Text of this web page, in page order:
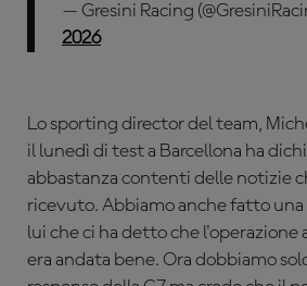
— Gresini Racing
2026
Lo sporting director del team,
il lunedì di test a Barcellona ha
abbastanza contenti delle notizie
ricevuto. Abbiamo anche fatto
lui che ci ha detto che l'operazione
era andata bene. Ora dobbiamo